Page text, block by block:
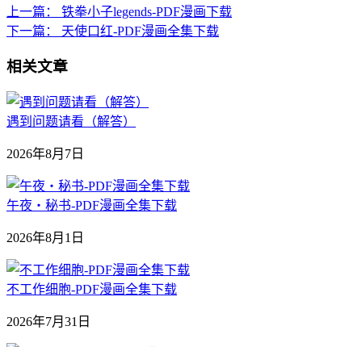
上一篇：
铁拳小子legends-PDF漫画下载
下一篇：
天使口红-PDF漫画全集下载
相关文章
遇到问题请看（解答）
2026年8月7日
午夜‧秘书-PDF漫画全集下载
2026年8月1日
不工作细胞-PDF漫画全集下载
2026年7月31日